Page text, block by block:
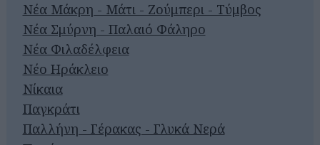
Νέα Μάκρη - Μάτι - Ζούμπερι - Τύμβος
Νέα Σμύρνη - Παλαιό Φάληρο
Νέα Φιλαδέλφεια
Νέο Ηράκλειο
Νίκαια
Παγκράτι
Παλλήνη - Γέρακας - Γλυκά Νερά